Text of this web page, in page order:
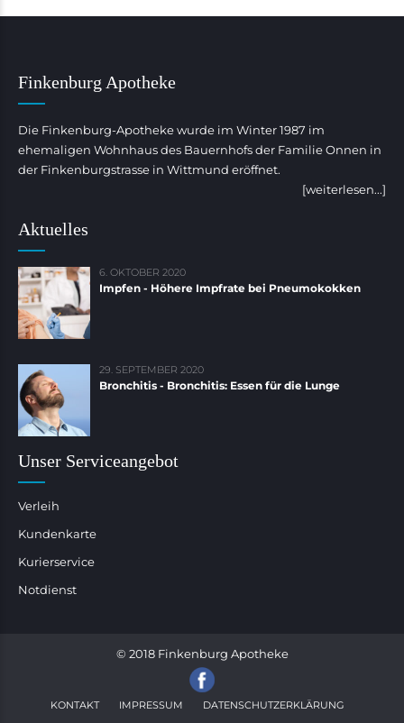
Finkenburg Apotheke
Die Finkenburg-Apotheke wurde im Winter 1987 im
ehemaligen Wohnhaus des Bauernhofs der Familie Onnen in
der Finkenburgstrasse in Wittmund eröffnet.
[weiterlesen...]
Aktuelles
6. OKTOBER 2020
Impfen - Höhere Impfrate bei Pneumokokken
29. SEPTEMBER 2020
Bronchitis - Bronchitis: Essen für die Lunge
Unser Serviceangebot
Verleih
Kundenkarte
Kurierservice
Notdienst
© 2018 Finkenburg Apotheke
KONTAKT IMPRESSUM DATENSCHUTZERKLÄRUNG